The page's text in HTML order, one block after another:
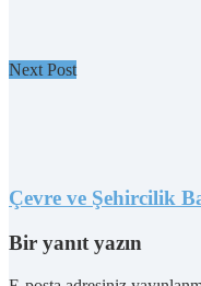
Next Post
Çevre ve Şehircilik
Bir yanıt yazın